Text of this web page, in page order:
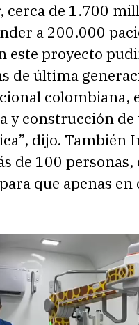
de 1.700
a 200.000
este proyecto
de última
colombiana,
y construcción de
dijo. También
de 100 personas,
que apenas en